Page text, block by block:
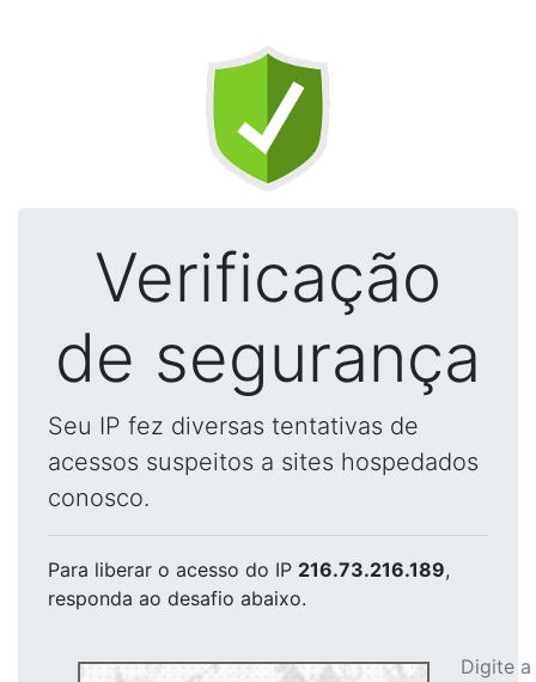
Verificação
de segurança
Seu IP fez diversas tentativas de
acessos suspeitos a sites hospedados
conosco.
Para liberar o acesso do IP 216.73.216.189,
responda ao desafio abaixo.
Digite